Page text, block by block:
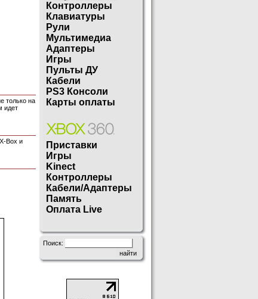
только на
идет
Box и
Контроллеры
Клавиатуры
Рули
Мультимедиа
Адаптеры
Игры
Пульты ДУ
Кабели
PS3 Консоли
Карты оплаты
Приставки
Игры
Kinect
Контроллеры
Кабели/Адаптеры
Память
Оплата Live
Поиск: